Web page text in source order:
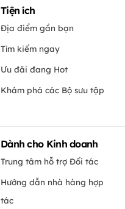
Tiện ích
Địa điểm gần bạn
Tìm kiếm ngay
Ưu đãi đang Hot
Khám phá các Bộ sưu tập
Dành cho Kinh doanh
Trung tâm hỗ trợ Đối tác
Hướng dẫn nhà hàng hợp
tác